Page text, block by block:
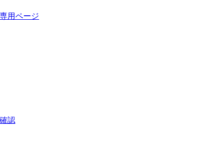
専用ページ
認